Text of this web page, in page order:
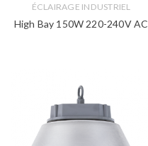
ÉCLAIRAGE INDUSTRIEL
High Bay 150W 220-240V AC